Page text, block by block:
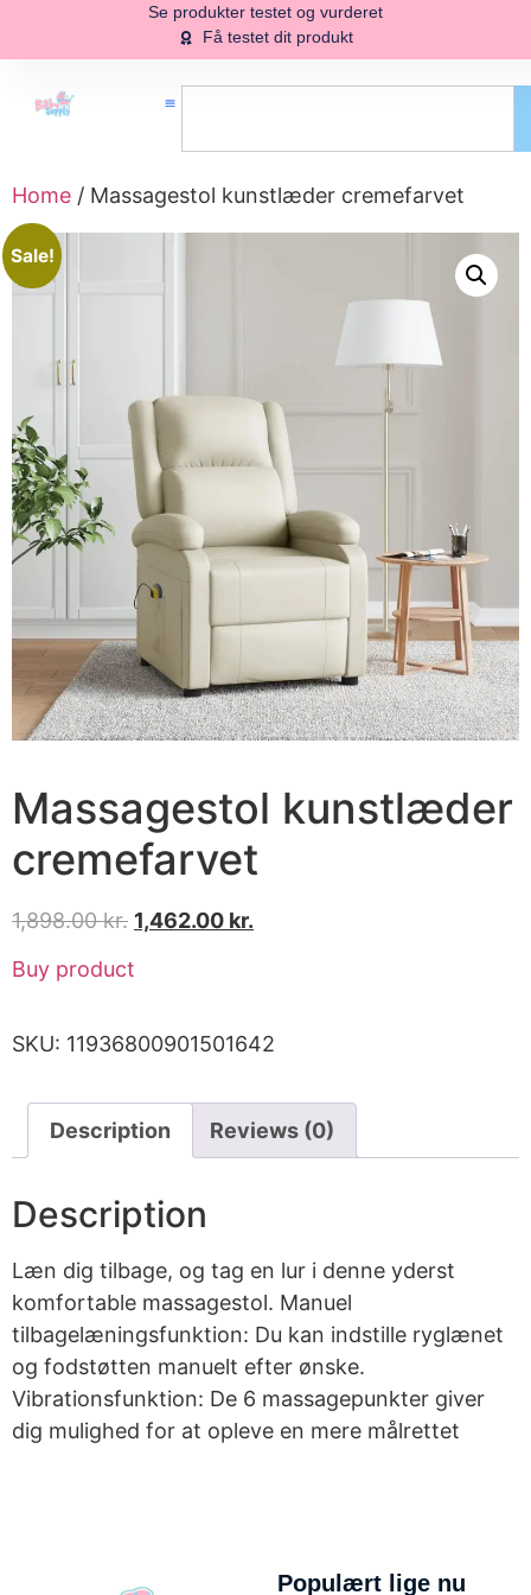
Se produkter testet og vurderet
Få testet dit produkt
Home / Massagestol kunstlæder cremefarvet
Sale!
Massagestol kunstlæder
cremefarvet
1,898.00kr. 1,462.00 kr.
Buy product
SKU: 11936800901501642
Description Reviews (0)
Description
Læn dig tilbage, og tag en lur i denne yderst
komfortable massagestol. Manuel
tilbagelæningsfunktion: Du kan indstille ryglænet
og fodstøtten manuelt efter ønske.
Vibrationsfunktion: De 6 massagepunkter giver
dig mulighed for at opleve en mere målrettet
Populært lige nu